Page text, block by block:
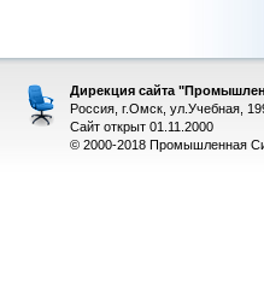
Дирекция сайта
Россия, г.Омск, ул.Учебная,
Сайт открыт 01.11.2000
© 2000-2018 Промышленная